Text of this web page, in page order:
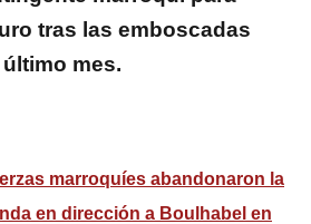
tras las emboscadas
mes.
marroquíes abandonaron la
en dirección a Boulhabel en